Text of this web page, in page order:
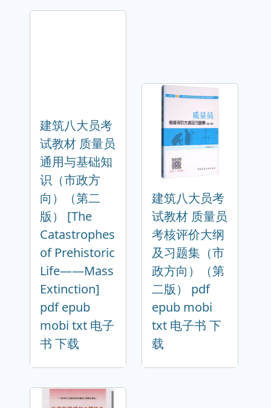
建筑八大员考
试教材 质量员
通用与基础知
识（市政方
向）（第二
版） [The
Catastrophes
of Prehistoric
Life——Mass
Extinction]
pdf epub
mobi txt 电子
书 下载
建筑八大员考
试教材 质量员
考核评价大纲
及习题集（市
政方向）（第
二版） pdf
epub mobi
txt 电子书 下
载